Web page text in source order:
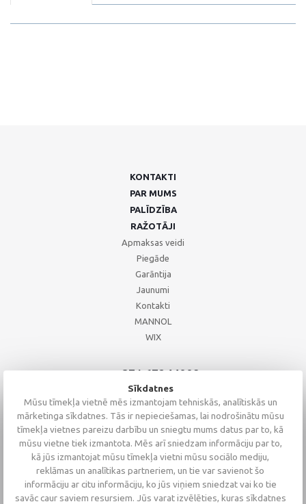
KONTAKTI
PAR MUMS
PALĪDZĪBA
RAŽOTĀJI
Apmaksas veidi
Piegāde
Garāntija
Jaunumi
Kontakti
MANNOL
WIX
+371 67244008
+371 67271055
+371 26002793
Sīkdatnes
Mūsu tīmekļa vietnē mēs izmantojam tehniskās, analītiskās un
mārketinga sīkdatnes. Tās ir nepieciešamas, lai nodrošinātu mūsu
tīmekļa vietnes pareizu darbību un sniegtu mums datus par to, kā
mūsu vietne tiek izmantota. Mēs arī sniedzam informāciju par to,
kā jūs izmantojat mūsu tīmekļa vietni mūsu sociālo mediju,
reklāmas un analītikas partneriem, un tie var savienot šo
informāciju ar citu informāciju, ko jūs viņiem sniedzat vai ko tie
savāc caur saviem resursiem. Jūs varat izvēlēties, kuras sīkdatnes